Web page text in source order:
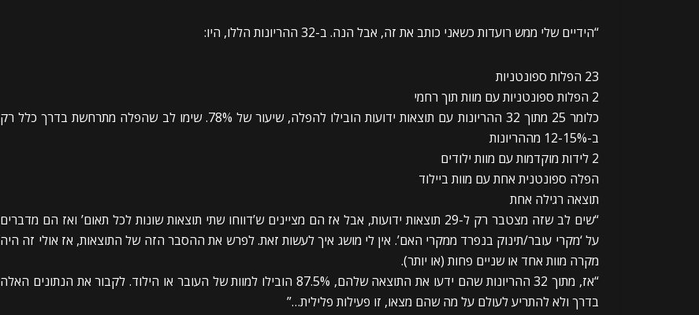
“הידיים שלי ממש רועדות כשאני כותב את זה, אבל הנה. ב-32 ההריונות הללו, היו:
23 הפלות ספונטניות
2 הפלות ספונטניות עם מוות תוך רחמי
כלומר 25 מתוך 32 ההריונות עם תוצאות ידועות הובילו להפלה, שיעור של 78%. שימו לב שהפלה מתרחשת בדרך כלל רק
ב-12-15% מההריונות
2 לידות מוקדמות עם מוות ילודים
הפלה ספונטנית אחת עם מוות ביילוד
תוצאה רגילה אחת
“שים לב שזה מצטבר רק ל-29 תוצאות ידועות, אבל אז הם מציינים ש’דווחו שתי תוצאות שונות לכל תאום’ ואז הם מדברים
על ‘מקרי עובר/תינוק בנפרד ממקרי האם’. אין לי מושג איך לעשות זאת. לפרש את ההסבר הזה של התוצאות, אז אולי זה היה
מקרה מוות אחד או שניים פחות (או יותר).
“אז, מתוך 32 ההריונות שהם ידעו את התוצאה שלהם, 87.5% הובילו למוות של העובר או הילוד. לקבור את הנתונים האלה
בדרך ולא להתריע לעולם על מה שהם מצאו, זו פעילות פלילית…”